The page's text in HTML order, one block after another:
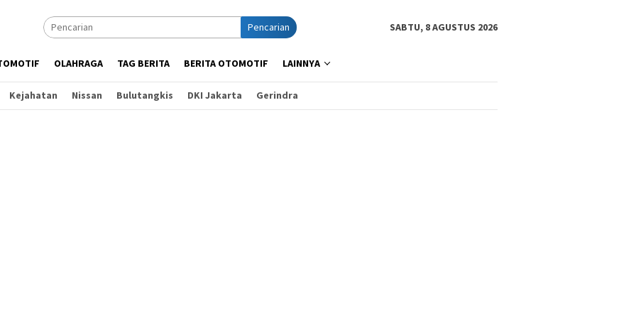
Pencarian SABTU, 8 AGUSTUS 2026
OLAHRAGA TAG BERITA BERITA OTOMOTIF LAINNYA
Kejahatan Nissan Bulutangkis DKI Jakarta Gerindra